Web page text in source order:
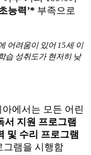
능력’* 부족으로
어려움이 있어 15세 이
습 성취도가 현저히 낮
에서는 모든 어린
서 지원 프로그램
및 수리 프로그램
그램을 시행함